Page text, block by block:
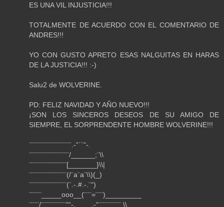
ES UNA VIL INJUSTICIA!!!
TOTALMENTE DE ACUERDO CON EL COMENTARIO DE
ANDRES!!!
YO CON GUSTO APRETO ESAS NALGUITAS EN HARAS
DE LA JUSTICIA!!! :-)
Salu2 de WOLVERINE.
PD: FELIZ NAVIDAD Y AÑO NUEVO!!!
¡SON LOS SINCEROS DESEOS DE SU AMIGO DE
SIEMPRE, EL SORPRENDENTE HOMBRE WOLVERINE!!!
¨¨¨¨¨¨¨¨¨¨¨¨¨¨¨¨¨.-“``“-.
¨¨¨¨¨¨¨¨¨¨¨¨¨¨¨¨/______;¨\\
¨¨¨¨¨¨¨¨¨¨¨¨¨¨¨[_______}\\|
¨¨¨¨¨¨¨¨¨¨¨¨¨¨¨(/¨a¨a¨\\)(_)
¨¨¨¨¨¨¨¨¨¨¨¨¨¨¨(¨.-.#.-.¨“)
¨¨¨¨¨_____ooo__(¨¨¨=¨¨¨)_________
¨¨¨¨/¨¨¨¨¨¨¨¨¨¨““-.____.-“¨¨¨¨¨¨¨¨¨ \\